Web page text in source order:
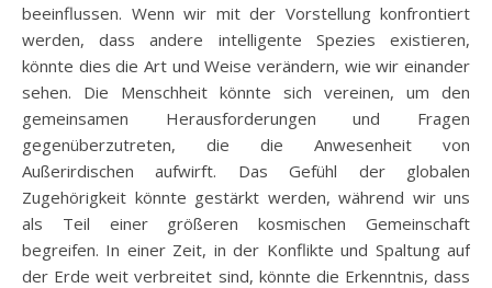
beeinflussen. Wenn wir mit der Vorstellung konfrontiert
werden, dass andere intelligente Spezies existieren,
könnte dies die Art und Weise verändern, wie wir einander
sehen. Die Menschheit könnte sich vereinen, um den
gemeinsamen Herausforderungen und Fragen
gegenüberzutreten, die die Anwesenheit von
Außerirdischen aufwirft. Das Gefühl der globalen
Zugehörigkeit könnte gestärkt werden, während wir uns
als Teil einer größeren kosmischen Gemeinschaft
begreifen. In einer Zeit, in der Konflikte und Spaltung auf
der Erde weit verbreitet sind, könnte die Erkenntnis, dass